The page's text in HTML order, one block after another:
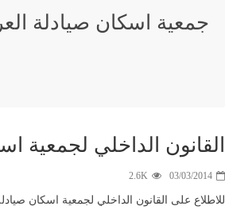
جمعية اسكان صيادلة
القانون الداخلي لجمعية
03/03/2014
2.6K
للاطلاع على القانون الداخلي لجمعية اسكان